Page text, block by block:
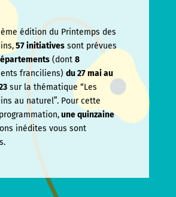
édition du Printemps des
57 initiativessont prévues
(dont 8
franciliens) du 27 mai au
sur la thématique “Les
au naturel”. Pour cette
une quinzaine
inédites vous sont